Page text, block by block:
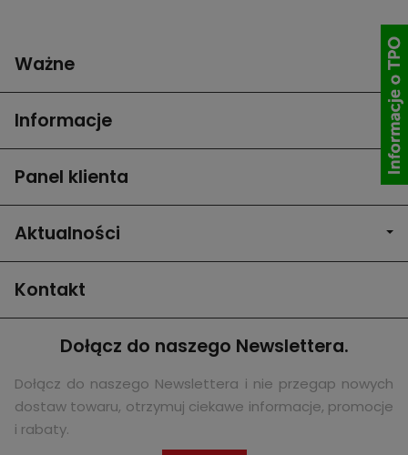
Ważne
Informacje
Panel klienta
Aktualności
Kontakt
Dołącz do naszego Newslettera.
Dołącz do naszego Newslettera i nie przegap nowych
dostaw towaru, otrzymuj ciekawe informacje, promocje
i rabaty.